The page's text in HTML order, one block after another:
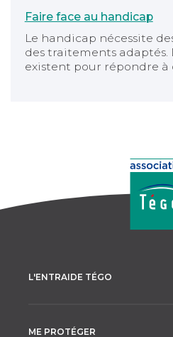
Faire face au handicap
Le handicap nécessite
des traitements adaptés.
existent pour répondre à
L'ENTRAIDE TÉGO
ME PROTÉGER